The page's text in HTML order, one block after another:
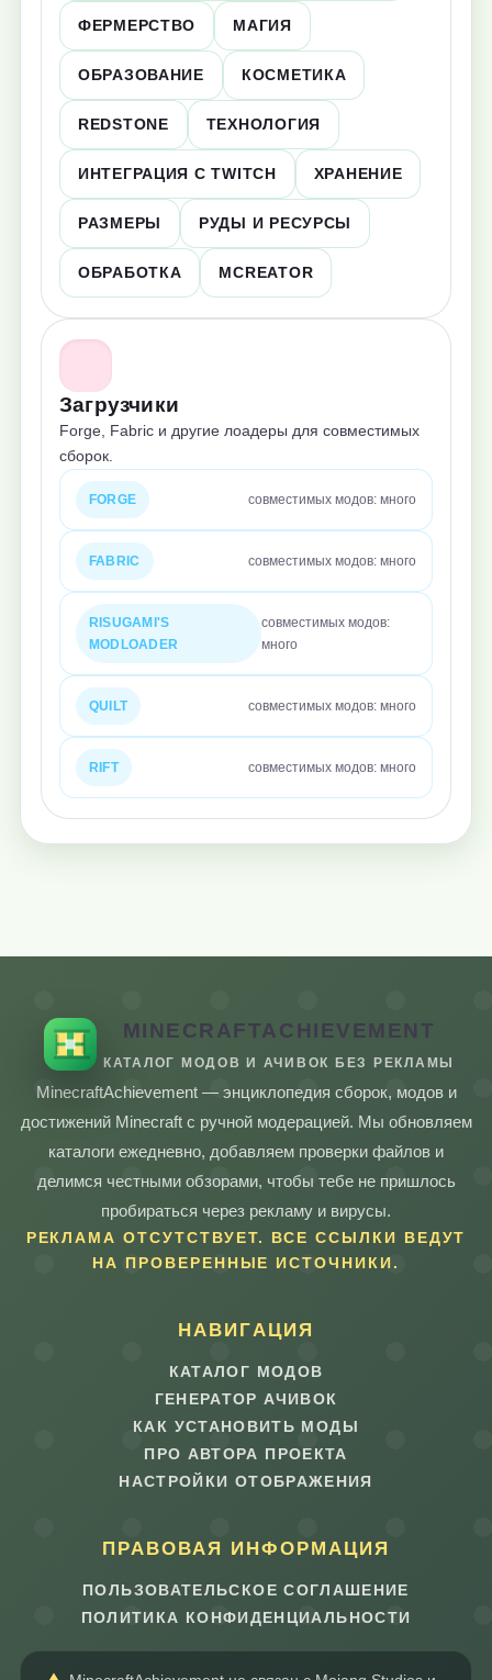
ФЕРМЕРСТВО МАГИЯ
ОБРАЗОВАНИЕ КОСМЕТИКА
REDSTONE ТЕХНОЛОГИЯ
ИНТЕГРАЦИЯ С TWITCH ХРАНЕНИЕ
РАЗМЕРЫ РУДЫ И РЕСУРСЫ
ОБРАБОТКА MCREATOR
Загрузчики
Forge, Fabric и другие лоадеры для совместимых
сборок.
FORGE совместимых модов: много
FABRIC совместимых модов: много
RISUGAMI'S
MODLOADER
совместимых модов:
много
QUILT совместимых модов: много
RIFT совместимых модов: много
MINECRAFTACHIEVEMENT
КАТАЛОГ МОДОВ И АЧИВОК БЕЗ РЕКЛАМЫ
MinecraftAchievement — энциклопедия сборок, модов и
достижений Minecraft с ручной модерацией. Мы обновляем
каталоги ежедневно, добавляем проверки файлов и
делимся честными обзорами, чтобы тебе не пришлось
пробираться через рекламу и вирусы.
РЕКЛАМА ОТСУТСТВУЕТ. ВСЕ ССЫЛКИ ВЕДУТ
НА ПРОВЕРЕННЫЕ ИСТОЧНИКИ.
НАВИГАЦИЯ
КАТАЛОГ МОДОВ
ГЕНЕРАТОР АЧИВОК
КАК УСТАНОВИТЬ МОДЫ
ПРО АВТОРА ПРОЕКТА
НАСТРОЙКИ ОТОБРАЖЕНИЯ
ПРАВОВАЯ ИНФОРМАЦИЯ
ПОЛЬЗОВАТЕЛЬСКОЕ СОГЛАШЕНИЕ
ПОЛИТИКА КОНФИДЕНЦИАЛЬНОСТИ